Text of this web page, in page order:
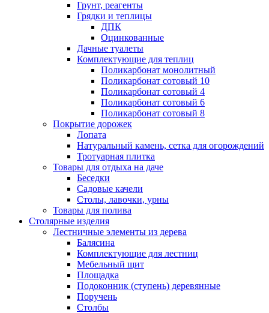
Грунт, реагенты
Грядки и теплицы
ДПК
Оцинкованные
Дачные туалеты
Комплектующие для теплиц
Поликарбонат монолитный
Поликарбонат сотовый 10
Поликарбонат сотовый 4
Поликарбонат сотовый 6
Поликарбонат сотовый 8
Покрытие дорожек
Лопата
Натуральный камень, сетка для огорождений
Тротуарная плитка
Товары для отдыха на даче
Беседки
Садовые качели
Столы, лавочки, урны
Товары для полива
Столярные изделия
Лестничные элементы из дерева
Балясина
Комплектующие для лестниц
Мебельный щит
Площадка
Подоконник (ступень) деревянные
Поручень
Столбы